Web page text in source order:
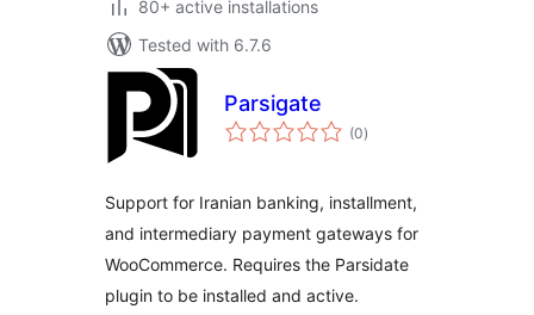
80+ active installations
Tested with 6.7.6
Parsigate
(0total
ratings
)
Support for Iranian banking, installment,
and intermediary payment gateways for
WooCommerce. Requires the Parsidate
plugin to be installed and active.